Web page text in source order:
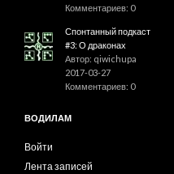
Комментариев: 0
Спонтанный подкаст
#3: О драконах
Автор: qiwichupa
2017-03-27
Комментариев: 0
ВОДИЛАМ
Войти
Лента записей